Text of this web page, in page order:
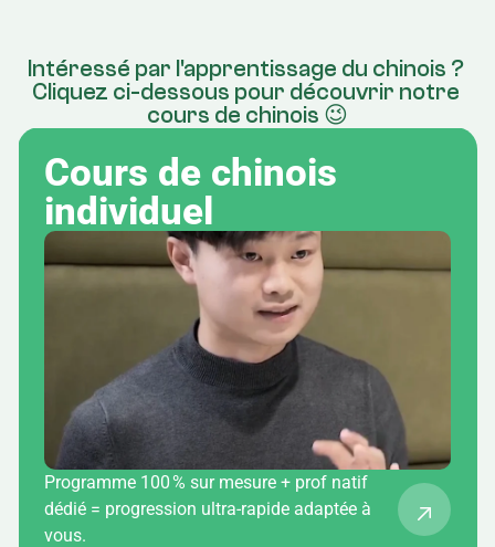
Intéressé par l'apprentissage du chinois ?
Cliquez ci-dessous pour découvrir notre
cours de chinois 😉
Cours de chinois
individuel
Programme 100 % sur mesure + prof natif
dédié = progression ultra-rapide adaptée à
vous.